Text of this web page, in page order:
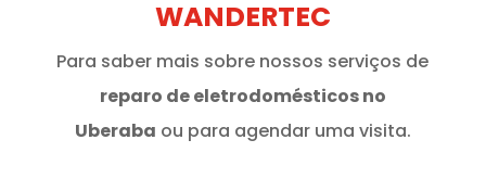
WANDERTEC
Para saber mais sobre nossos serviços de
reparo de eletrodomésticos no
Uberaba ou para agendar uma visita.